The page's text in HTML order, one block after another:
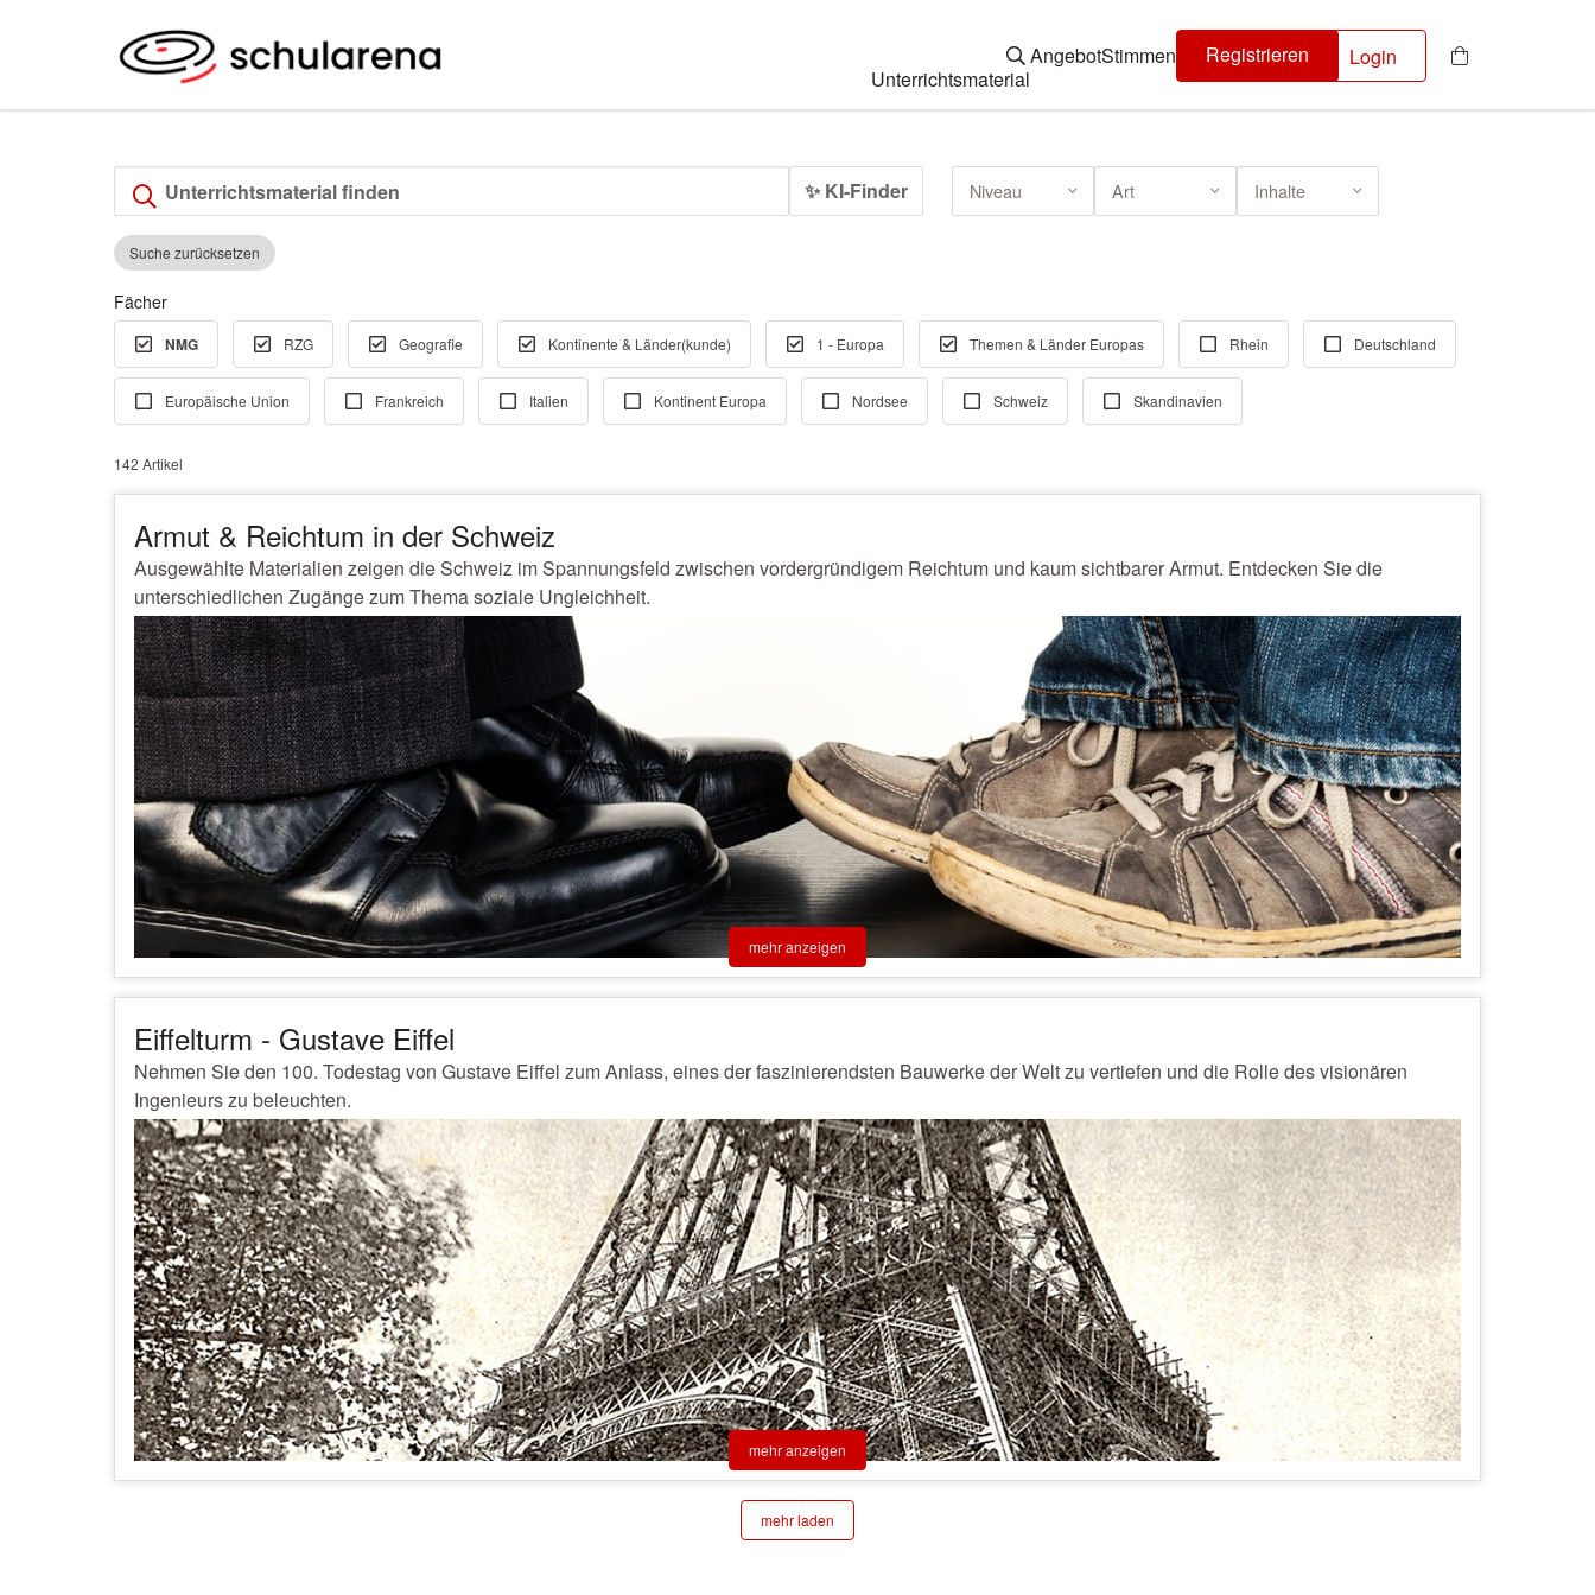
Unterrichtsmaterial
AngebotStimmen Registrieren Login
✨ KI-Finder Niveau Art Inhalte
Suche zurücksetzen
Fächer
NMG RZG Geografie Kontinente & Länder(kunde) 1 - Europa Themen & Länder Europas Rhein Deutschland
Europäische Union Frankreich Italien Kontinent Europa Nordsee Schweiz Skandinavien
142 Artikel
Armut & Reichtum in der Schweiz
Ausgewählte Materialien zeigen die Schweiz im Spannungsfeld zwischen vordergründigem Reichtum und kaum sichtbarer Armut. Entdecken Sie die
unterschiedlichen Zugänge zum Thema soziale Ungleichheit.
mehr anzeigen
Eiffelturm - Gustave Eiffel
Nehmen Sie den 100. Todestag von Gustave Eiffel zum Anlass, eines der faszinierendsten Bauwerke der Welt zu vertiefen und die Rolle des visionären
Ingenieurs zu beleuchten.
mehr anzeigen
mehr laden